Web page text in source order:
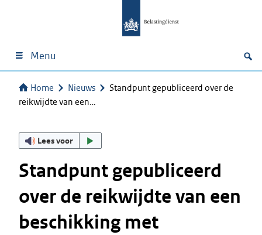
Menu
Home Nieuws
Standpunt gepubliceerd over de
reikwijdte van een…
Lees voor
Standpunt gepubliceerd
over de reikwijdte van een
beschikking met